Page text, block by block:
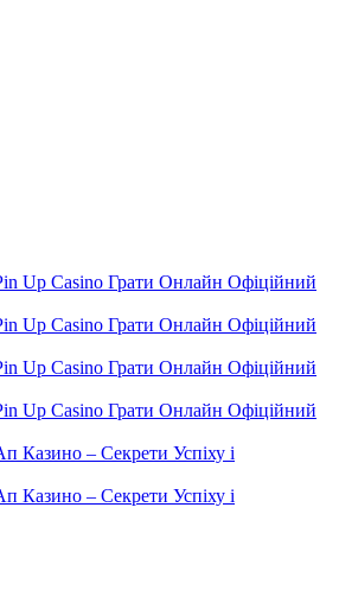
Up Casino Грати Онлайн Офіційний
Up Casino Грати Онлайн Офіційний
Up Casino Грати Онлайн Офіційний
Up Casino Грати Онлайн Офіційний
Казино – Секрети Успіху і
Казино – Секрети Успіху і